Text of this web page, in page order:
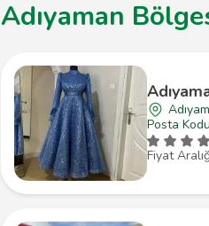
Adıyaman
Posta
Fiyat